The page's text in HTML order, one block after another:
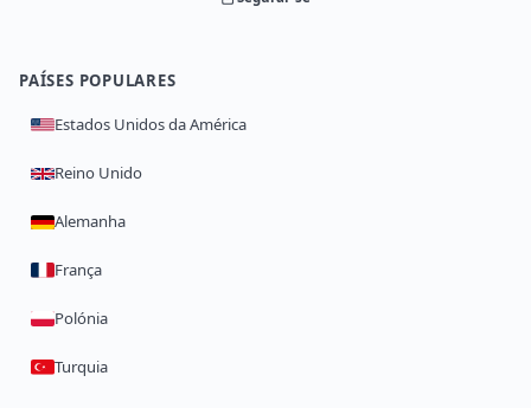
PAÍSES POPULARES
Estados Unidos da América
Reino Unido
Alemanha
França
Polónia
Turquia